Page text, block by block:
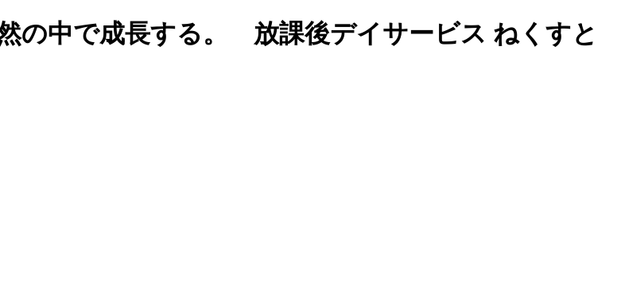
の中で成長する。 放課後デイサービス ねくすと